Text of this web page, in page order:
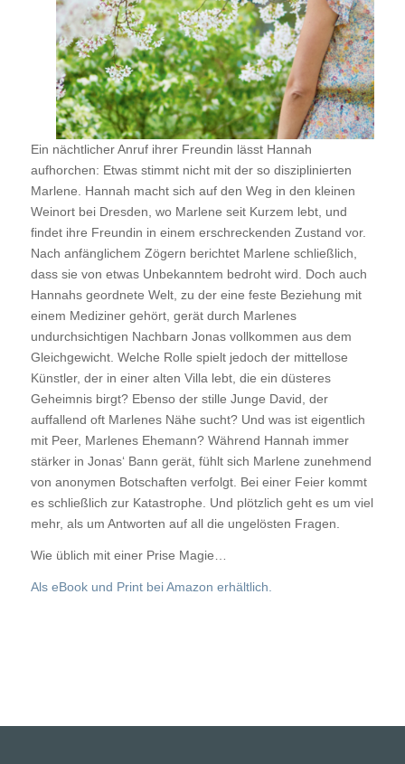
Ein nächtlicher Anruf ihrer Freundin lässt Hannah
aufhorchen: Etwas stimmt nicht mit der so disziplinierten
Marlene. Hannah macht sich auf den Weg in den kleinen
Weinort bei Dresden, wo Marlene seit Kurzem lebt, und
findet ihre Freundin in einem erschreckenden Zustand vor.
Nach anfänglichem Zögern berichtet Marlene schließlich,
dass sie von etwas Unbekanntem bedroht wird. Doch auch
Hannahs geordnete Welt, zu der eine feste Beziehung mit
einem Mediziner gehört, gerät durch Marlenes
undurchsichtigen Nachbarn Jonas vollkommen aus dem
Gleichgewicht. Welche Rolle spielt jedoch der mittellose
Künstler, der in einer alten Villa lebt, die ein düsteres
Geheimnis birgt? Ebenso der stille Junge David, der
auffallend oft Marlenes Nähe sucht? Und was ist eigentlich
mit Peer, Marlenes Ehemann? Während Hannah immer
stärker in Jonas‘ Bann gerät, fühlt sich Marlene zunehmend
von anonymen Botschaften verfolgt. Bei einer Feier kommt
es schließlich zur Katastrophe. Und plötzlich geht es um viel
mehr, als um Antworten auf all die ungelösten Fragen.
Wie üblich mit einer Prise Magie…
Als eBook und Print bei Amazon erhältlich.